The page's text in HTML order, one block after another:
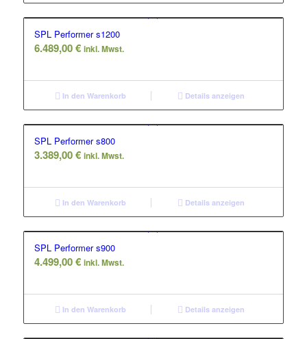
SPL Performer s1200
6.489,00€ inkl. Mwst.
In den Warenkorb Details anzeigen
SPL Performer s800
3.389,00€ inkl. Mwst.
In den Warenkorb Details anzeigen
SPL Performer s900
4.499,00€ inkl. Mwst.
In den Warenkorb Details anzeigen